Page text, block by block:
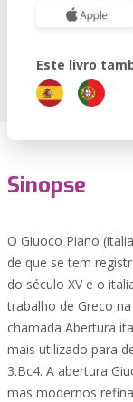
Este livro
Sinopse
O Giuoco Piano
de que se tem
do século XV e o
trabalho de Greco
chamada Abertura
mais utilizado para
3.Bc4. A abertura
mas modernos